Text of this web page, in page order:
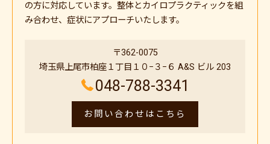
の方に対応しています。整体とカイロプラクティックを組
み合わせ、症状にアプローチいたします。
〒362-0075
埼玉県上尾市柏座１丁目１０−３−６ A&S ビル 203
048-788-3341
お問い合わせはこちら